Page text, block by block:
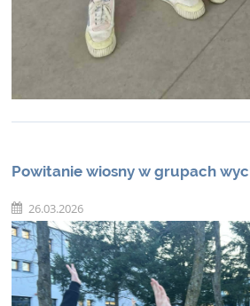
Powitanie wiosny w grupach
26.03.2026